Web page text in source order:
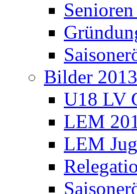
Bilder
U18 LV
LEM
LEM